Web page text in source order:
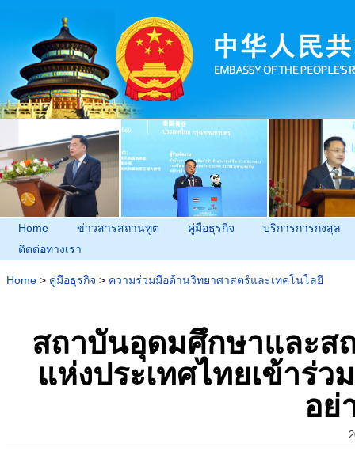
Home ข่าวสารสถานทูต คู่มือธุรกิจ
บริการการกงสุล
ติดต่อทางเรา
Home > คู่มือธุรกิจ > ความร่วมมือด้านวิทยาศาสตร์และเทคโนโลยี
สถาบันอุดมศึกษาและส
แห่งประเทศไทยเข้าร่
อย่